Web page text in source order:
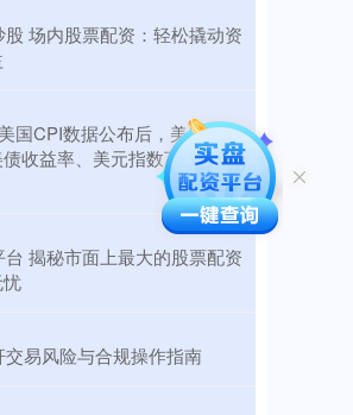
场内股票配资：轻松撬动资
国CPI数据公布后，美股三大
收益率、美元指数下挫，金
揭秘市面上最大的股票配资
交易风险与合规操作指南